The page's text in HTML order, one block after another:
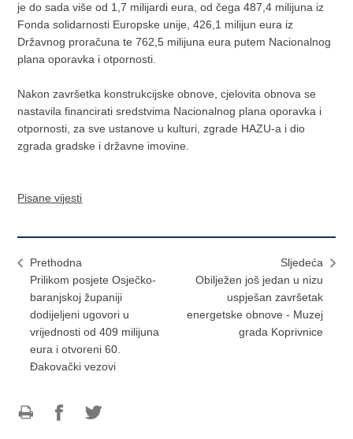
je do sada više od 1,7 milijardi eura, od čega 487,4 milijuna iz
Fonda solidarnosti Europske unije, 426,1 milijun eura iz
Državnog proračuna te 762,5 milijuna eura putem Nacionalnog
plana oporavka i otpornosti.
Nakon završetka konstrukcijske obnove, cjelovita obnova se
nastavila financirati sredstvima Nacionalnog plana oporavka i
otpornosti, za sve ustanove u kulturi, zgrade HAZU-a i dio
zgrada gradske i državne imovine.
Pisane vijesti
Prethodna
Prilikom posjete Osječko-
baranjskoj županiji
dodijeljeni ugovori u
vrijednosti od 409 milijuna
eura i otvoreni 60.
Đakovački vezovi
Sljedeća
Obilježen još jedan u nizu
uspješan završetak
energetske obnove - Muzej
grada Koprivnice